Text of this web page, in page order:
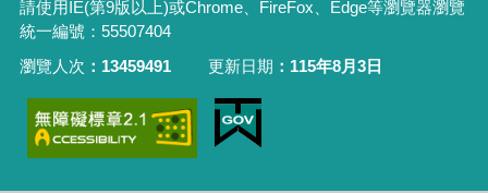
請使用IE(第9版以上)或Chrome、FireFox、Edge等瀏覽器瀏覽
統一編號：55507404
瀏覽人次
13459491 更新日期 115年8月3日